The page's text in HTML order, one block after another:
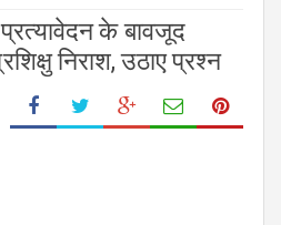
के बावजूद
निराश, उठाए प्रश्न